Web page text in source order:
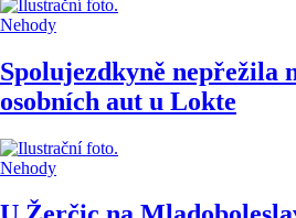
Nehody
Spolujezdkyně nepřežila
osobních aut u Lokte
Nehody